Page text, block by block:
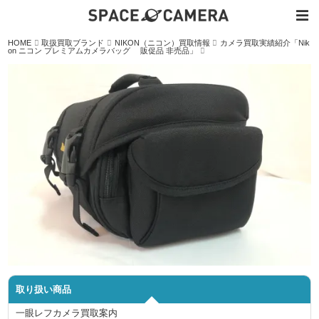
容
を
ッ
HOME 取扱買取ブランド NIKON（ニコン）買取情報
カメラ買取実績紹介「Nik
on ニコン プレミアムカメラバッグ 販促品 非売品」
取り扱い商品
一眼レフカメラ買取案内